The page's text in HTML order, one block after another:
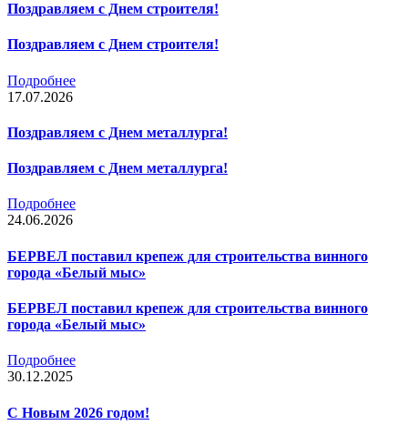
Поздравляем с Днем строителя!
Поздравляем с Днем строителя!
Подробнее
17.07.2026
Поздравляем с Днем металлурга!
Поздравляем с Днем металлурга!
Подробнее
24.06.2026
БЕРВЕЛ поставил крепеж для строительства винного
города «Белый мыс»
БЕРВЕЛ поставил крепеж для строительства винного
города «Белый мыс»
Подробнее
30.12.2025
С Новым 2026 годом!